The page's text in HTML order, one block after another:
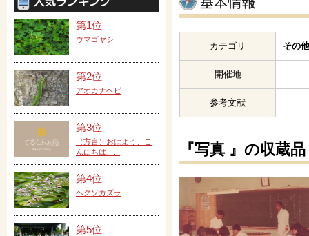
カテゴリ その
開催地
参考文献
『写真 』の収蔵品
第1位
ウマゴヤシ
第2位
アオカナヘビ
第3位
（方言）おはよう、こ
んにちは、...
第4位
ヘクソカズラ
第5位